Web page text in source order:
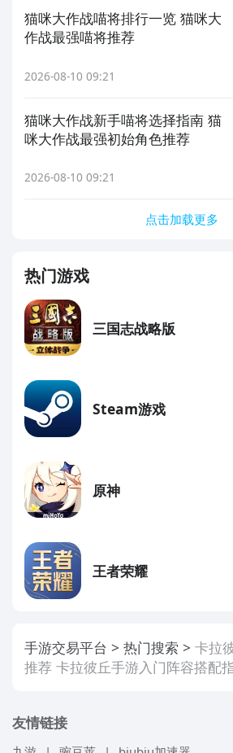
猫咪大作战喵将排行一览 猫咪大
作战最强喵将推荐
2026-08-10 09:21
猫咪大作战新手喵将选择指南 猫
咪大作战最强初始角色推荐
2026-08-10 09:21
点击加载更多
热门游戏
三国志战略版
Steam游戏
原神
王者荣耀
手游交易平台 热门搜索
卡拉
推荐 卡拉彼丘手游入门阵容搭配
友情链接